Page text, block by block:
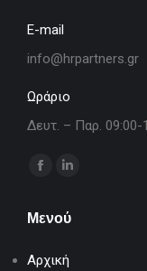
E-mail
info@hrpartners.gr
Ωράριο
Δευτ. – Παρ. 09:00-
Find us on:
Facebook
opensopens
Μενού
Αρχική